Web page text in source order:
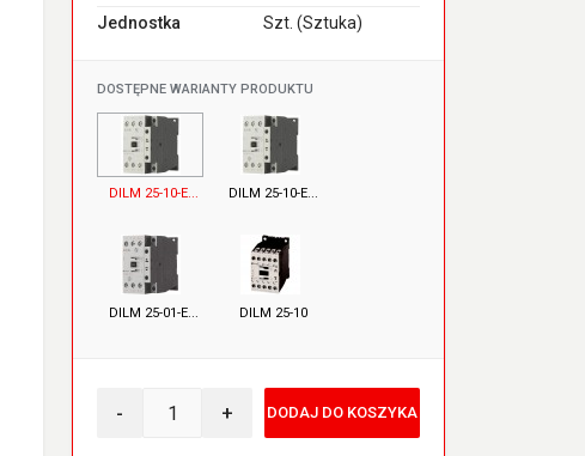
Jednostka
Szt. (Sztuka)
DOSTĘPNE WARIANTY PRODUKTU
DILM 25-10-E... DILM 25-10-E...
DILM 25-01-E... DILM 25-10
- + DODAJ DO KOSZYKA